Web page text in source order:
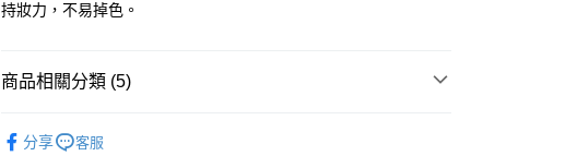
順豐站及營業點 - 確認發貨後1-3個工作天送達
持妝力，不易掉色。
商品相關分類 (5)
分享 客服